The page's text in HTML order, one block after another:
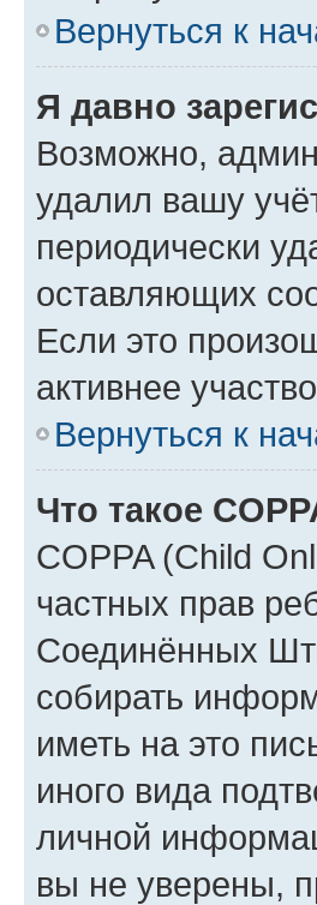
Вернуться к
Я давно
Возможно,
удалил вашу
периодически
оставляющих
Если это
активнее
Вернуться к
Что такое
COPPA (Child
частных прав
Соединённых
собирать
иметь на это
иного вида
личной
вы не уверены,